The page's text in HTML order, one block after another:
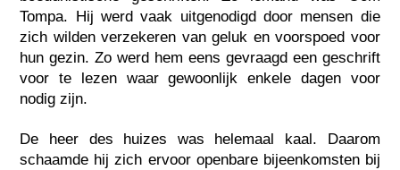
Tompa. Hij werd vaak uitgenodigd door mensen die
zich wilden verzekeren van geluk en voorspoed voor
hun gezin. Zo werd hem eens gevraagd een geschrift
voor te lezen waar gewoonlijk enkele dagen voor
nodig zijn.
De heer des huizes was helemaal kaal. Daarom
schaamde hij zich ervoor openbare bijeenkomsten bij